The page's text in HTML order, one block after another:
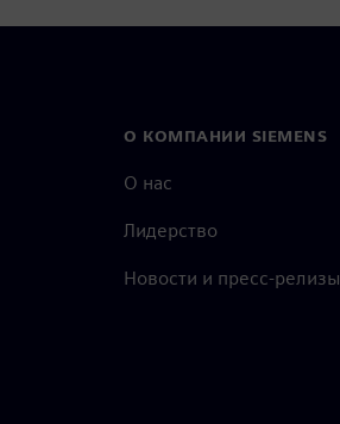
О КОМПАНИИ SIEMENS
О нас
Лидерство
Новости и пресс-релизы